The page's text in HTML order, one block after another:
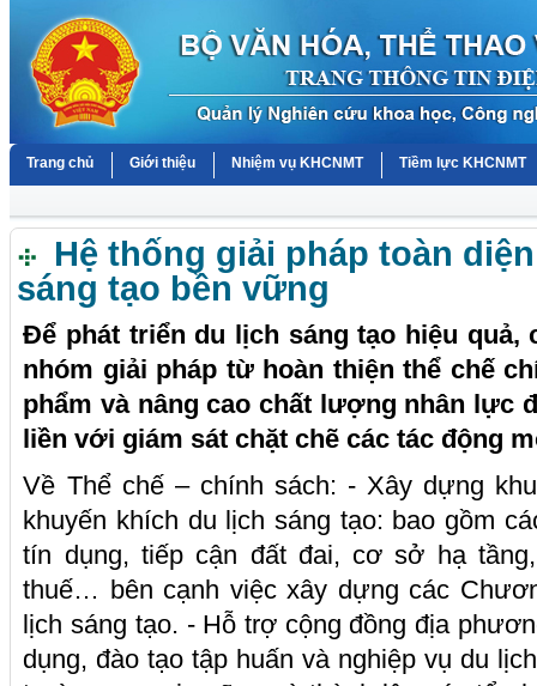
Trang chủ Giới thiệu Nhiệm vụ KHCNMT Tiềm lực KHCNMT
Hệ thống giải pháp toàn
sáng tạo bền vững
Để phát triển du lịch sáng tạo hiệu quả,
nhóm giải pháp từ hoàn thiện thể chế
phẩm và nâng cao chất lượng nhân lực
liền với giám sát chặt chẽ các tác động
Về Thể chế – chính sách: - Xây dựng
khuyến khích du lịch sáng tạo: bao gồm
tín dụng, tiếp cận đất đai, cơ sở hạ
thuế… bên cạnh việc xây dựng các
lịch sáng tạo. - Hỗ trợ cộng đồng địa
dụng, đào tạo tập huấn và nghiệp vụ du